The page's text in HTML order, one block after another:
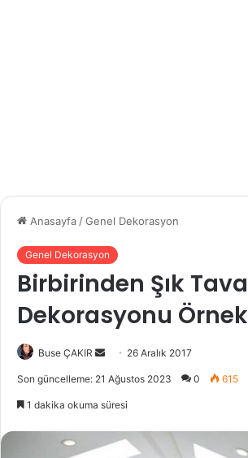
Anasayfa /Genel Dekorasyon
Genel Dekorasyon
Birbirinden Şık
Dekorasyonu
Buse ÇAKIR
e
-
26 Aralık 2017
Son güncelleme: 21 Ağustos 2023 0 615
1 dakika okuma süresi